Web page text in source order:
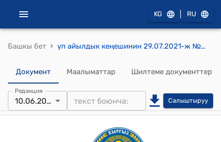
KG RU
Башкы бет › үп айылдык кеңешинин 29.07.2021-ж №45-токтомун жокко чыгаруу жана 01.02.2011 №6-токтомун күчүнө киргизүү жөнүндө токтому
Документ Маалыматтар Шилтеме документтер
Редакция
10.06.2026 Салыштыруу